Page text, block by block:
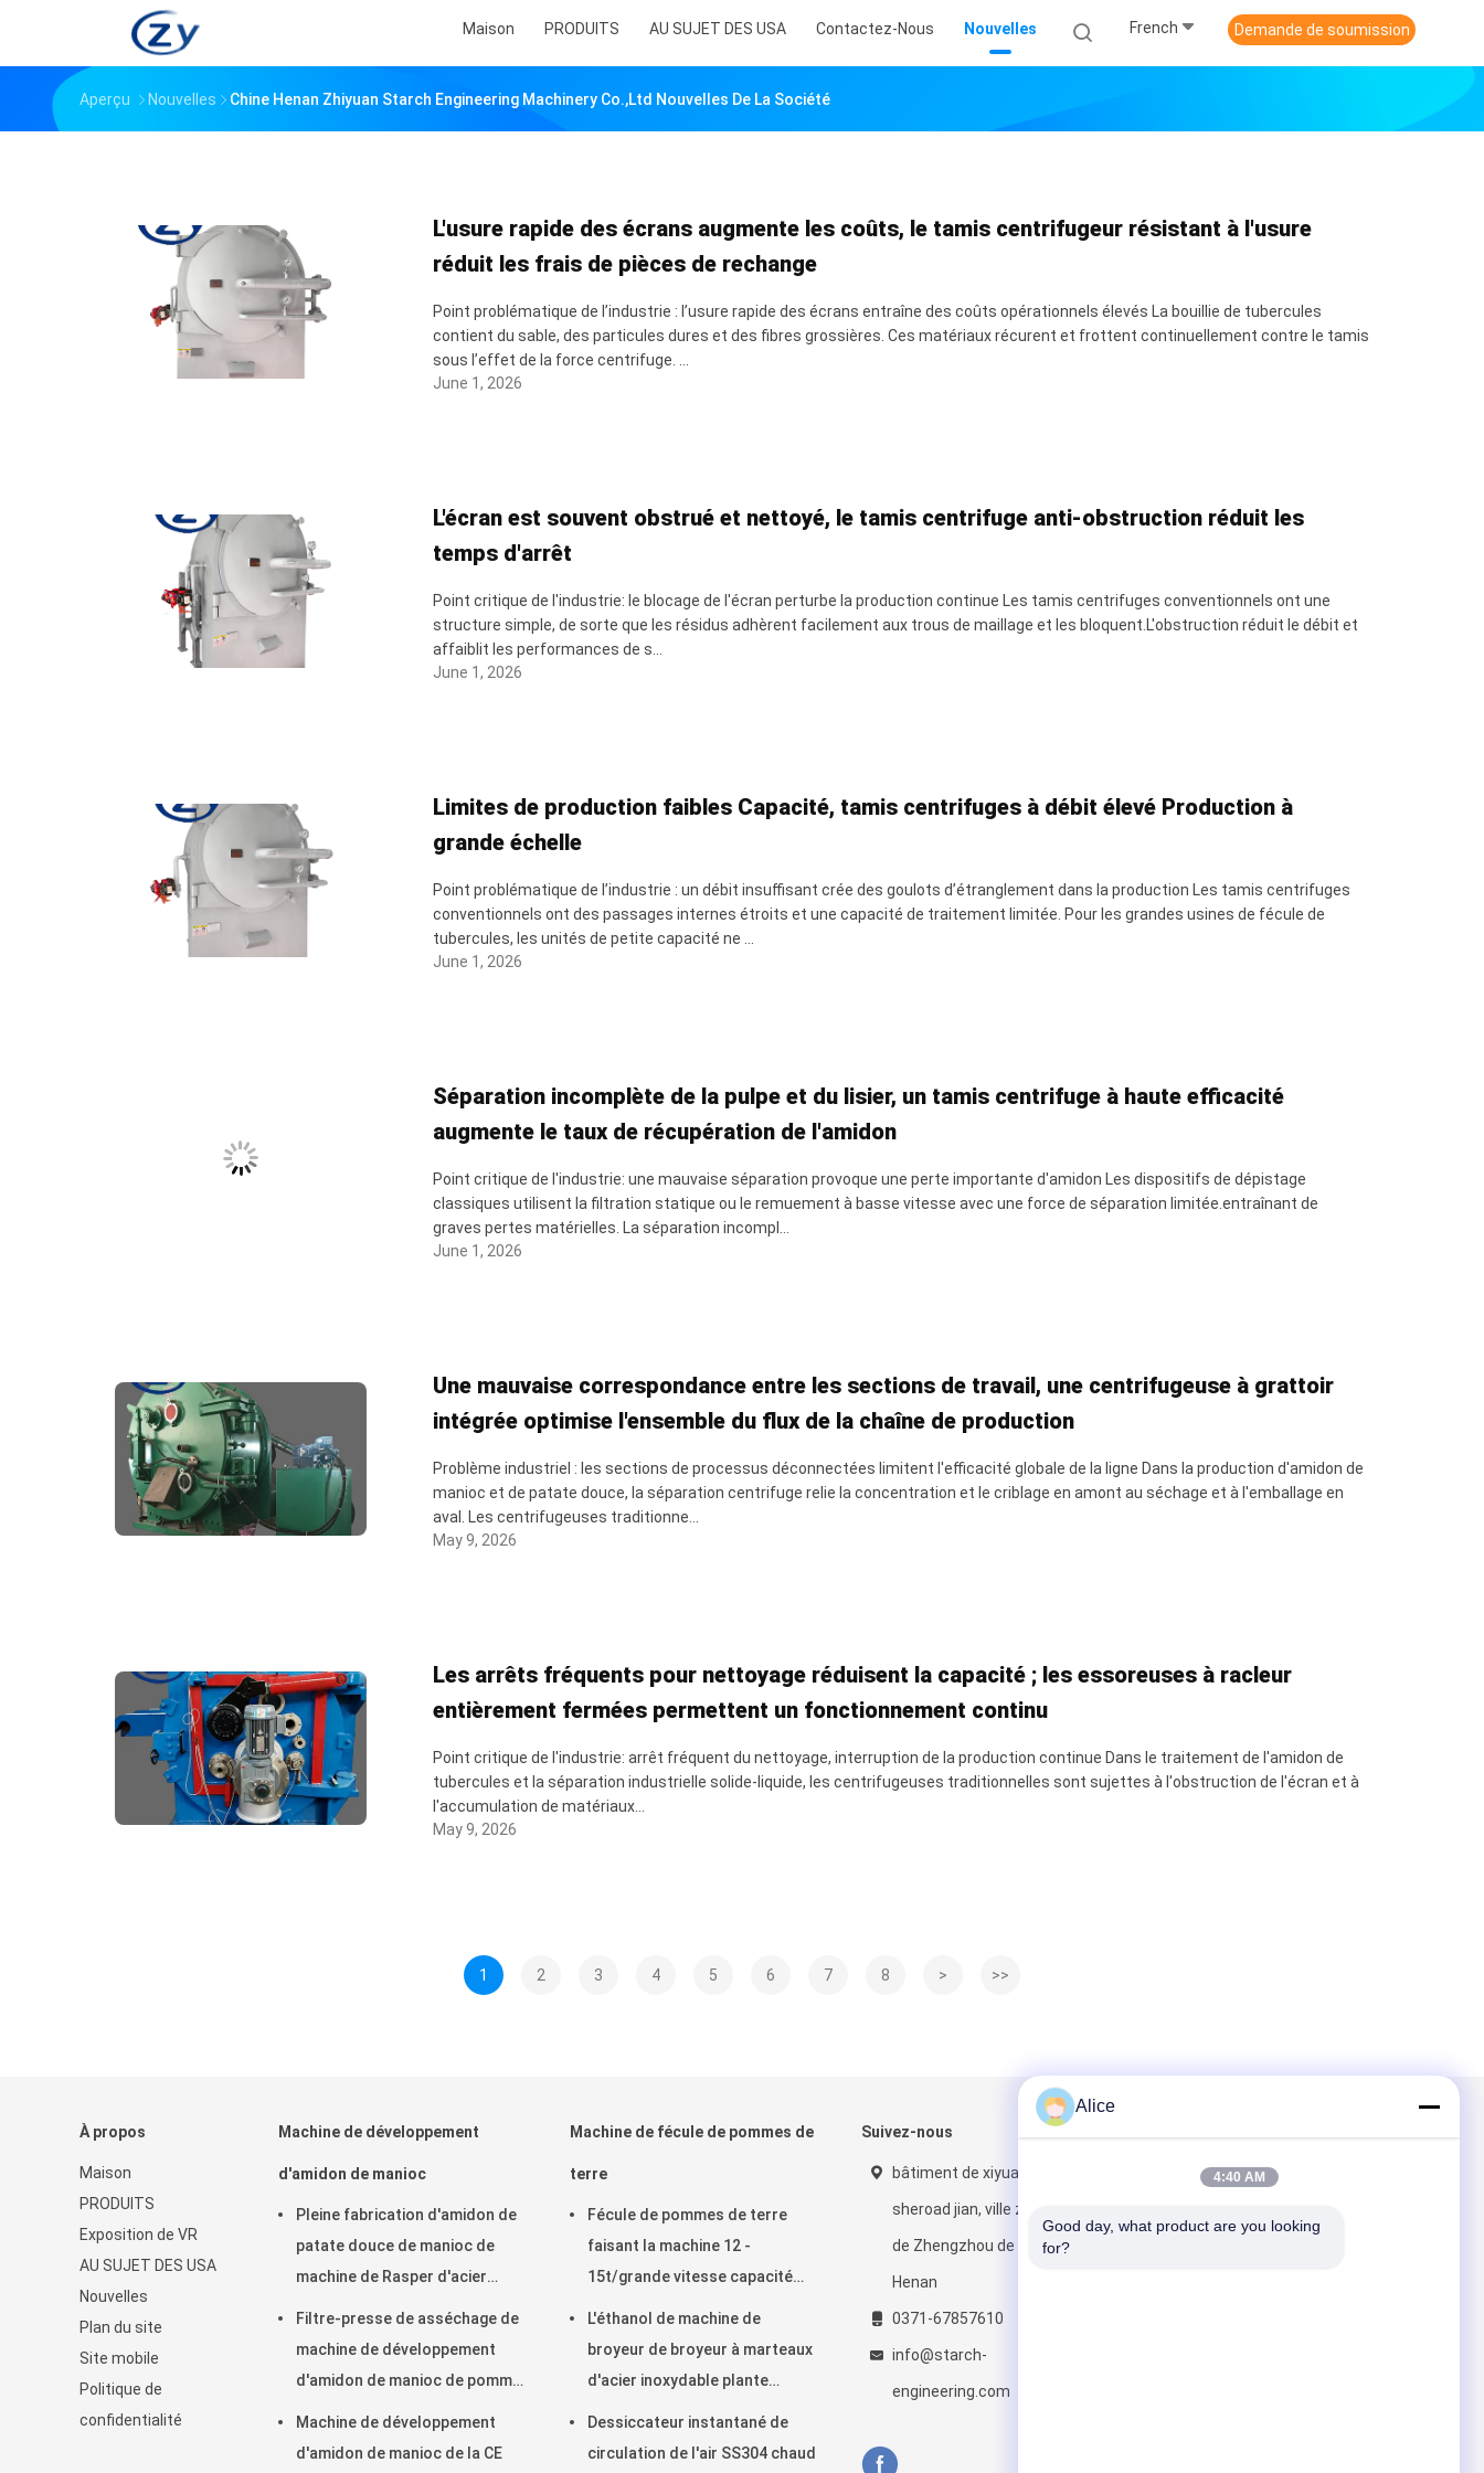
Maison PRODUITS AU SUJET DES USA Contactez-Nous Nouvelles French Demande de soumission
Aperçu Nouvelles Chine Henan Zhiyuan Starch Engineering Machinery Co.,ltd Nouvelles De La Société
L'usure rapide des écrans augmente les coûts, le tamis centrifugeur résistant à l'usure
réduit les frais de pièces de rechange
Point problématique de l’industrie : l’usure rapide des écrans entraîne des coûts opérationnels élevés La bouillie de tubercules
contient du sable, des particules dures et des fibres grossières. Ces matériaux récurent et frottent continuellement contre le tamis
sous l’effet de la force centrifuge. ...
June 1, 2026
L'écran est souvent obstrué et nettoyé, le tamis centrifuge anti-obstruction réduit les
temps d'arrêt
Point critique de l'industrie: le blocage de l'écran perturbe la production continue Les tamis centrifuges conventionnels ont une
structure simple, de sorte que les résidus adhèrent facilement aux trous de maillage et les bloquent.L'obstruction réduit le débit et
affaiblit les performances de s...
June 1, 2026
Limites de production faibles Capacité, tamis centrifuges à débit élevé Production à
grande échelle
Point problématique de l’industrie : un débit insuffisant crée des goulots d’étranglement dans la production Les tamis centrifuges
conventionnels ont des passages internes étroits et une capacité de traitement limitée. Pour les grandes usines de fécule de
tubercules, les unités de petite capacité ne ...
June 1, 2026
Séparation incomplète de la pulpe et du lisier, un tamis centrifuge à haute efficacité
augmente le taux de récupération de l'amidon
Point critique de l'industrie: une mauvaise séparation provoque une perte importante d'amidon Les dispositifs de dépistage
classiques utilisent la filtration statique ou le remuement à basse vitesse avec une force de séparation limitée.entraînant de
graves pertes matérielles. La séparation incompl...
June 1, 2026
Une mauvaise correspondance entre les sections de travail, une centrifugeuse à grattoir
intégrée optimise l'ensemble du flux de la chaîne de production
Problème industriel : les sections de processus déconnectées limitent l'efficacité globale de la ligne Dans la production d'amidon de
manioc et de patate douce, la séparation centrifuge relie la concentration et le criblage en amont au séchage et à l'emballage en
aval. Les centrifugeuses traditionne...
May 9, 2026
Les arrêts fréquents pour nettoyage réduisent la capacité ; les essoreuses à racleur
entièrement fermées permettent un fonctionnement continu
Point critique de l'industrie: arrêt fréquent du nettoyage, interruption de la production continue Dans le traitement de l'amidon de
tubercules et la séparation industrielle solide-liquide, les centrifugeuses traditionnelles sont sujettes à l'obstruction de l'écran et à
l'accumulation de matériaux...
May 9, 2026
1 2 3 4 5 6 7 8 > >>
À propos
Maison
PRODUITS
Exposition de VR
AU SUJET DES USA
Nouvelles
Plan du site
Site mobile
Politique de
confidentialité
Machine de développement
d'amidon de manioc
Pleine fabrication d'amidon de
patate douce de manioc de
machine de Rasper d'acier
Filtre-presse de asséchage de
machine de développement
d'amidon de manioc de pomme
Machine de développement
d'amidon de manioc de la CE
Machine de fécule de pommes de
terre
Fécule de pommes de terre
faisant la machine 12 -
15t/grande vitesse capacité
L'éthanol de machine de
broyeur de broyeur à marteaux
d'acier inoxydable plante
Dessiccateur instantané de
circulation de l'air SS304 chaud
Suivez-nous
bâtiment de xiyuanguoji,
sheroad jian, ville zhongyuan
de Zhengzhou de secteur,
Henan
0371-67857610
info@starch-
engineering.com
Alice
4:40 AM
Good day, what product are you looking
for?